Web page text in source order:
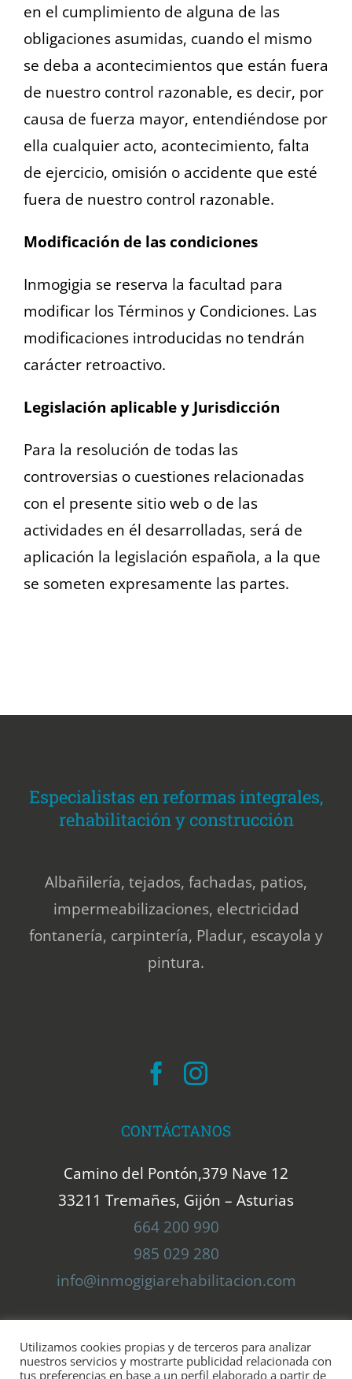
en el cumplimiento de alguna de las
obligaciones asumidas, cuando el mismo
se deba a acontecimientos que están fuera
de nuestro control razonable, es decir, por
causa de fuerza mayor, entendiéndose por
ella cualquier acto, acontecimiento, falta
de ejercicio, omisión o accidente que esté
fuera de nuestro control razonable.
Modificación de las condiciones
Inmogigia se reserva la facultad para
modificar los Términos y Condiciones. Las
modificaciones introducidas no tendrán
carácter retroactivo.
Legislación aplicable y Jurisdicción
Para la resolución de todas las
controversias o cuestiones relacionadas
con el presente sitio web o de las
actividades en él desarrolladas, será de
aplicación la legislación española, a la que
se someten expresamente las partes.
Especialistas en reformas integrales,
rehabilitación y construcción
Albañilería, tejados, fachadas, patios,
impermeabilizaciones, electricidad
fontanería, carpintería, Pladur, escayola y
pintura.
CONTÁCTANOS
Camino del Pontón,379 Nave 12
33211 Tremañes, Gijón – Asturias
664 200 990
985 029 280
info@inmogigiarehabilitacion.com
Utilizamos cookies propias y de terceros para analizar
nuestros servicios y mostrarte publicidad relacionada con
tus preferencias en base a un perfil elaborado a partir de